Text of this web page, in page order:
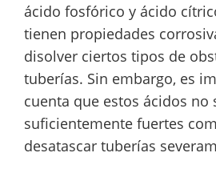
ácido fosfórico y ácido
tienen propiedades
disolver ciertos tipos de
tuberías. Sin embargo, es
cuenta que estos ácidos no
suficientemente fuertes
desatascar tuberías